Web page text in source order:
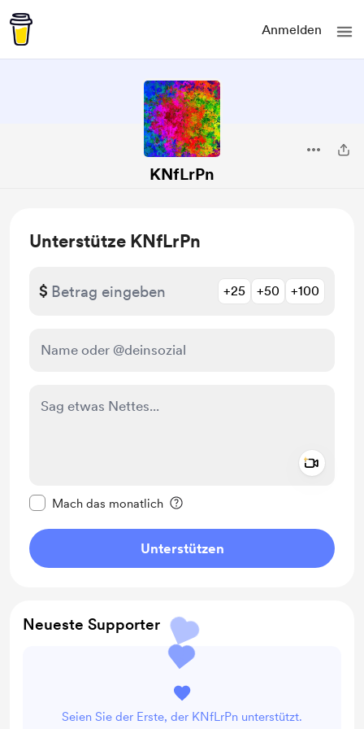
Anmelden
KNfLrPn
Unterstütze KNfLrPn
$ +25 +50 +100
Mach das monatlich
Unterstützen
Neueste Supporter
Seien Sie der Erste, der KNfLrPn unterstützt.